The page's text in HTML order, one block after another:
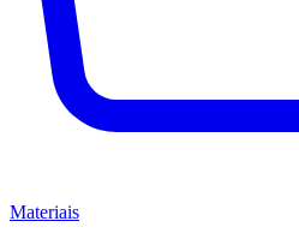
Materiais